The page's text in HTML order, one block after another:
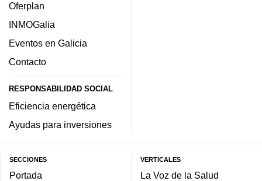
Oferplan
INMOGalia
Eventos en Galicia
Contacto
RESPONSABILIDAD SOCIAL
Eficiencia energética
Ayudas para inversiones
SECCIONES
Portada
VERTICALES
La Voz de la Salud